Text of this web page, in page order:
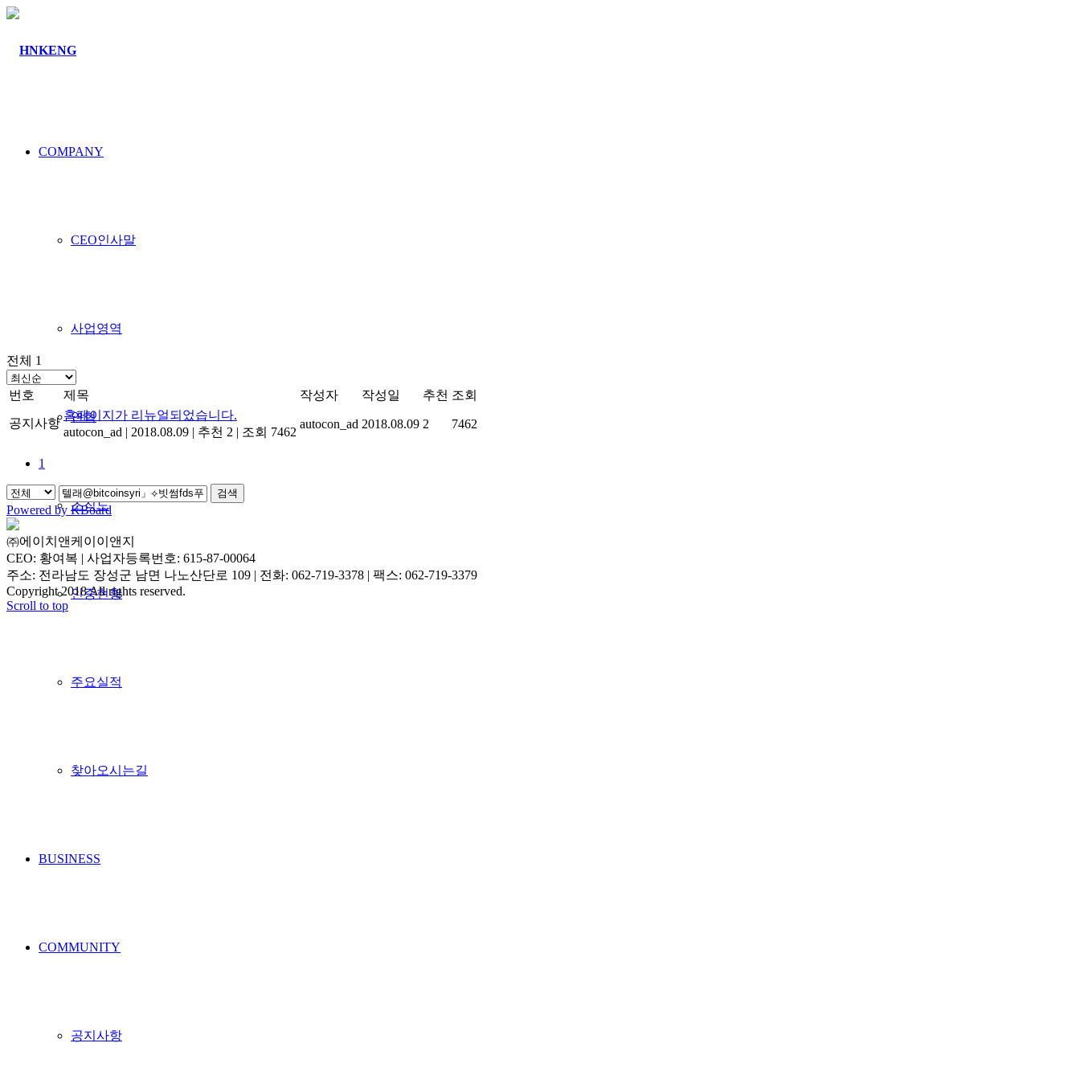
COMPANY
CEO인사말
사업영역
연혁
조직도
인증현황
주요실적
찾아오시는길
BUSINESS
COMMUNITY
공지사항
전체 1
번호 제목 작성자 작성일 추천 조회
공지사항
홈페이지가 리뉴얼되었습니다.
autocon_ad | 2018.08.09 | 추천 2 | 조회 7462
autocon_ad 2018.08.09 2 7462
1
검색
Powered by KBoard
㈜에이치앤케이이앤지
CEO: 황여복 | 사업자등록번호: 615-87-00064
주소: 전라남도 장성군 남면 나노산단로 109 | 전화: 062-719-3378 | 팩스: 062-719-3379
Copyright 2018 All rights reserved.
Scroll to top